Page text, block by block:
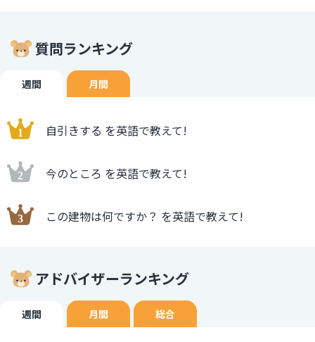
質問ランキング
週間 月間
自引きする を英語で教えて!
今のところ を英語で教えて!
この建物は何ですか？ を英語で教えて!
アドバイザーランキング
週間 月間 総合